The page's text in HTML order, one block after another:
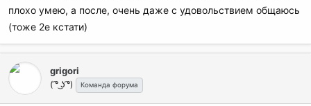
плохо умею, а после, очень даже с удовольствием общаюсь
(тоже 2е кстати)
grigori
( ͡° ͜ʖ ͡°) Команда форума